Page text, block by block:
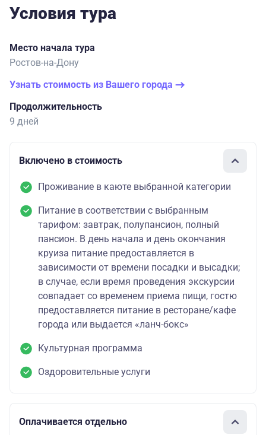
Условия тура
Место начала тура
Ростов-на-Дону
Узнать стоимость из Вашего города
Продолжительность
9 дней
Включено в стоимость
Проживание в каюте выбранной категории
Питание в соответствии с выбранным
тарифом: завтрак, полупансион, полный
пансион. В день начала и день окончания
круиза питание предоставляется в
зависимости от времени посадки и высадки;
в случае, если время проведения экскурсии
совпадает со временем приема пищи, гостю
предоставляется питание в ресторане/кафе
города или выдается «ланч-бокс»
Культурная программа
Оздоровительные услуги
Оплачивается отдельно